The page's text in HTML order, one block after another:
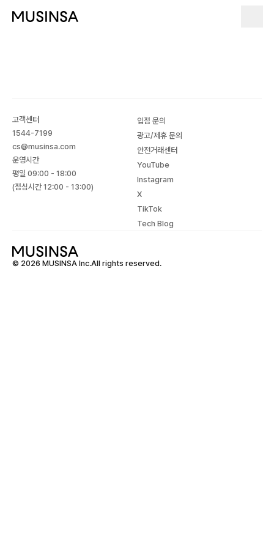
고객센터
1544-7199
cs@musinsa.com
운영시간
평일 09:00 - 18:00
(점심시간 12:00 - 13:00)
입점 문의
광고/제휴 문의
안전거래센터
YouTube
Instagram
X
TikTok
Tech Blog
© 2026 MUSINSA Inc.All rights reserved.